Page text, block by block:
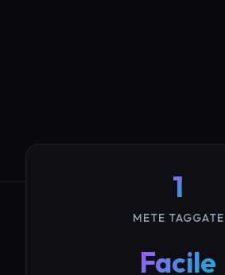
1
METE TAGGATE
Facile